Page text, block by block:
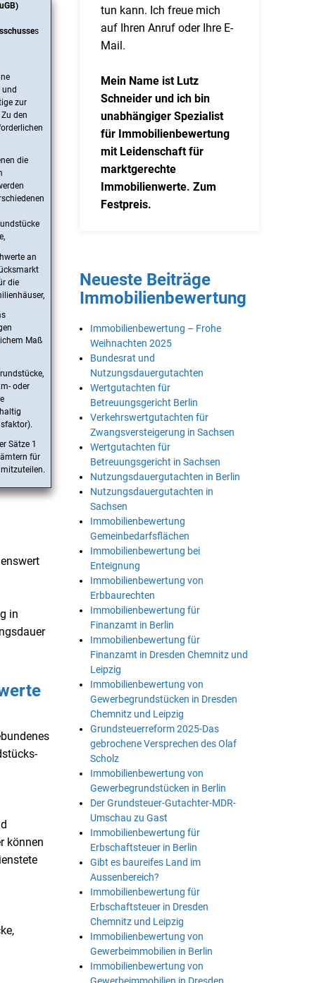
s
zur
den
die
an
die
Maß
oder
Sätze 1
für
in
können
tun kann. Ich freue mich
auf Ihren Anruf oder Ihre E-
Mail.
Mein Name ist Lutz
Schneider und ich bin
unabhängiger Spezialist
für Immobilienbewertung
mit Leidenschaft für
marktgerechte
Immobilienwerte. Zum
Festpreis.
Neueste Beiträge
Immobilienbewertung
Immobilienbewertung – Frohe
Weihnachten 2025
Bundesrat und
Nutzungsdauergutachten
Wertgutachten für
Betreuungsgericht Berlin
Verkehrswertgutachten für
Zwangsversteigerung in Sachsen
Wertgutachten für
Betreuungsgericht in Sachsen
Nutzungsdauergutachten in Berlin
Nutzungsdauergutachten in
Sachsen
Immobilienbewertung
Gemeinbedarfsflächen
Immobilienbewertung bei
Enteignung
Immobilienbewertung von
Erbbaurechten
Immobilienbewertung für
Finanzamt in Berlin
Immobilienbewertung für
Finanzamt in Dresden Chemnitz und
Leipzig
Immobilienbewertung von
Gewerbegrundstücken in Dresden
Chemnitz und Leipzig
Grundsteuerreform 2025-Das
gebrochene Versprechen des Olaf
Scholz
Immobilienbewertung von
Gewerbegrundstücken in Berlin
Der Grundsteuer-Gutachter-MDR-
Umschau zu Gast
Immobilienbewertung für
Erbschaftsteuer in Berlin
Gibt es baureifes Land im
Aussenbereich?
Immobilienbewertung für
Erbschaftsteuer in Dresden
Chemnitz und Leipzig
Immobilienbewertung von
Gewerbeimmobilien in Berlin
Immobilienbewertung von
Gewerbeimmobilien in Dresden